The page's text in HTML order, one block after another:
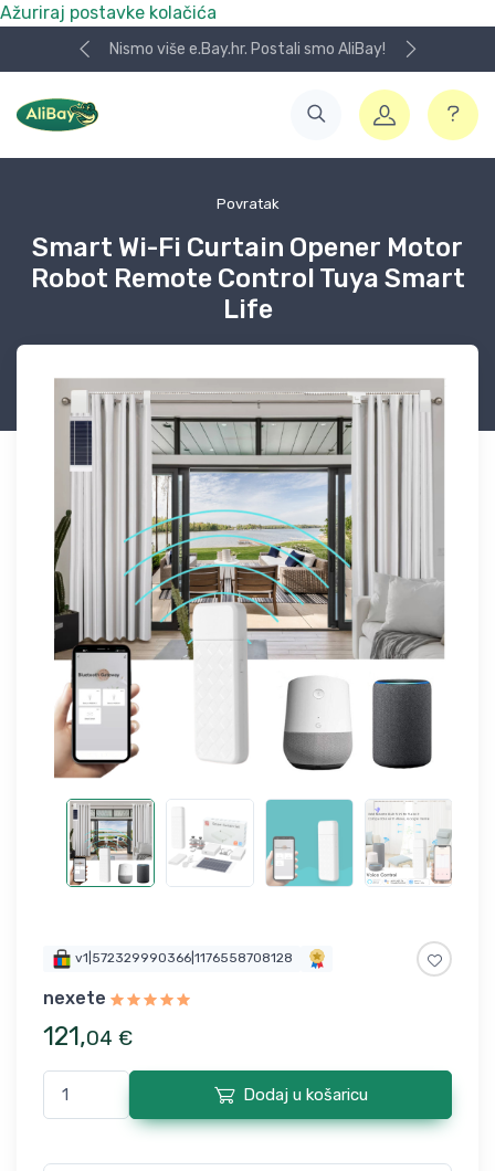
Ažuriraj postavke kolačića
Nismo više e.Bay.hr. Postali smo AliBay!
Povratak
Smart Wi-Fi Curtain Opener Motor
Robot Remote Control Tuya Smart
Life
v1|572329990366|1176558708128
nexete
121,04 €
Dodaj u košaricu